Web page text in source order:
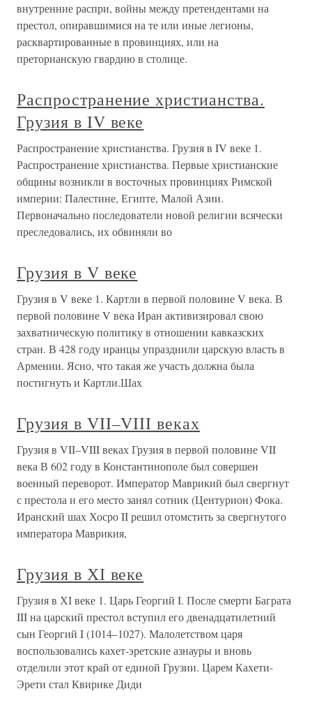
внутренние распри, войны между претендентами на
престол, опиравшимися на те или иные легионы,
расквартированные в провинциях, или на
преторианскую гвардию в столице.
Распространение христианства.
Грузия в IV веке
Распространение христианства. Грузия в IV веке 1.
Распространение христианства. Первые христианские
общины возникли в восточных провинциях Римской
империи: Палестине, Египте, Малой Азии.
Первоначально последователи новой религии всячески
преследовались, их обвиняли во
Грузия в V веке
Грузия в V веке 1. Картли в первой половине V века. В
первой половине V века Иран активизировал свою
захватническую политику в отношении кавказских
стран. В 428 году иранцы упразднили царскую власть в
Армении. Ясно, что такая же участь должна была
постигнуть и Картли.Шах
Грузия в VII–VIII веках
Грузия в VII–VIII веках Грузия в первой половине VII
века В 602 году в Константинополе был совершен
военный переворот. Император Маврикий был свергнут
с престола и его место занял сотник (Центурион) Фока.
Иранский шах Хосро II решил отомстить за свергнутого
императора Маврикия,
Грузия в ХІ веке
Грузия в ХІ веке 1. Царь Георгий I. После смерти Баграта
III на царский престол вступил его двенадцатилетний
сын Георгий I (1014–1027). Малолетством царя
воспользовались кахет-эретские азнауры и вновь
отделили этот край от единой Грузии. Царем Кахети-
Эрети стал Квирике Диди